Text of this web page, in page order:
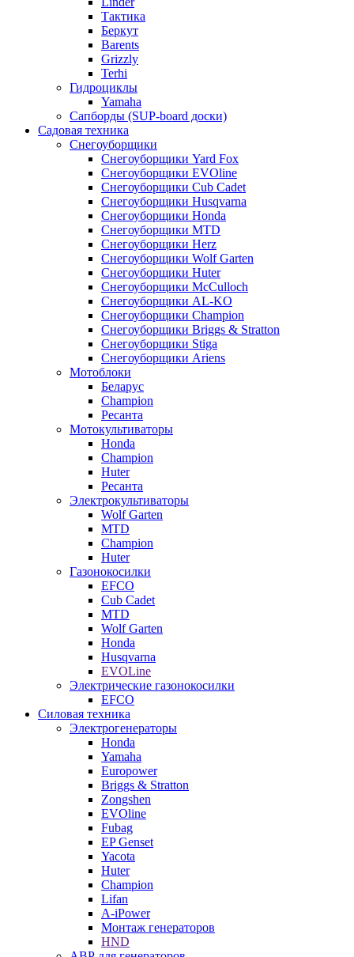
Тактика
Беркут
Barents
Grizzly
Terhi
Гидроциклы
Yamaha
Сапборды (SUP-board доски)
Садовая техника
Снегоуборщики
Снегоуборщики Yard Fox
Снегоуборщики EVOline
Снегоуборщики Cub Cadet
Снегоуборщики Husqvarna
Снегоуборщики Honda
Снегоуборщики MTD
Снегоуборщики Herz
Снегоуборщики Wolf Garten
Снегоуборщики Huter
Снегоуборщики McCulloch
Снегоуборщики AL-KO
Снегоуборщики Champion
Снегоуборщики Briggs & Stratton
Снегоуборщики Stiga
Снегоуборщики Ariens
Мотоблоки
Беларус
Champion
Ресанта
Мотокультиваторы
Honda
Champion
Huter
Ресанта
Электрокультиваторы
Wolf Garten
MTD
Champion
Huter
Газонокосилки
EFCO
Cub Cadet
MTD
Wolf Garten
Honda
Husqvarna
EVOLine
Электрические газонокосилки
EFCO
Силовая техника
Электрогенераторы
Honda
Yamaha
Europower
Briggs & Stratton
Zongshen
EVOline
Fubag
EP Genset
Yacota
Huter
Champion
Lifan
A-iPower
Монтаж генераторов
HND